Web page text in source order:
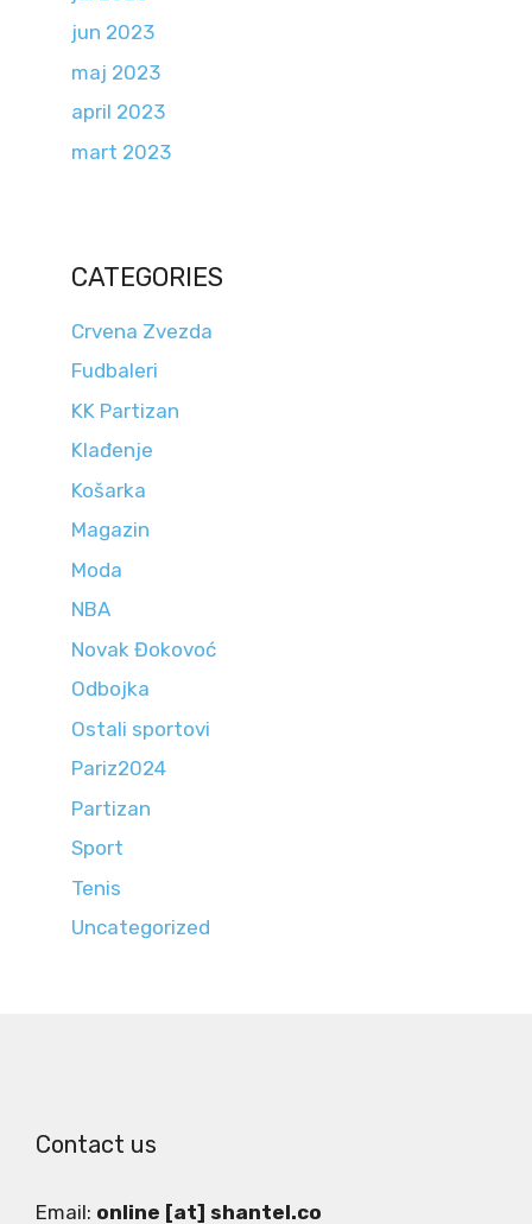
jun 2023
maj 2023
april 2023
mart 2023
CATEGORIES
Crvena Zvezda
Fudbaleri
KK Partizan
Klađenje
Košarka
Magazin
Moda
NBA
Novak Đokovoć
Odbojka
Ostali sportovi
Pariz2024
Partizan
Sport
Tenis
Uncategorized
Contact us
Email: online [at] shantel.co